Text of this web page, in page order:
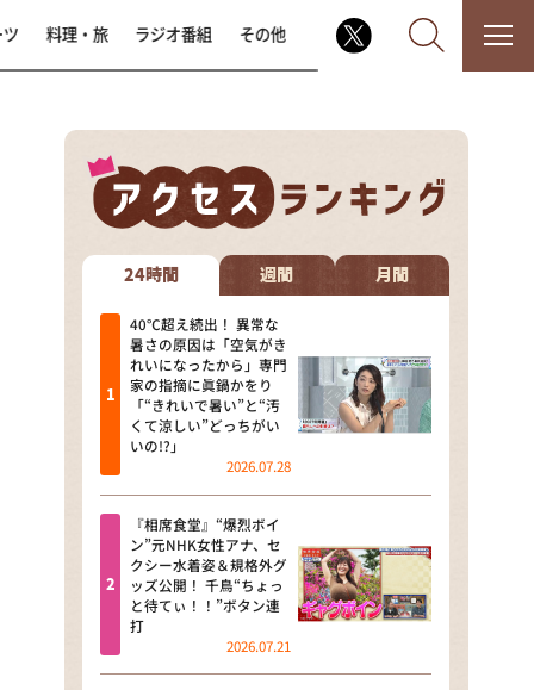
なるみ・岡村の過ぎるTV
相席食堂
これ余談なんですけど・・・
～人生密着トークバラエティ！
～ やすとものいたって真剣です
探偵！ナイトスクープ
news おかえり
河合＆A.B.C-Z塚田×福井アナ
「なんでやねん！？」（news お
かえり）
DAIGOも台所 ～きょうの献立 何
にする？～
料理・旅 ラジオ番組 その他
24時間 週間 月間
40℃超え続出！ 異常な
暑さの原因は「空気がき
れいになったから」専門
家の指摘に眞鍋かをり
「“きれいで暑い”と“汚
くて涼しい”どっちがい
いの!?」
2026.07.28
『相席食堂』“爆烈ボイ
ン”元NHK女性アナ、セ
クシー水着姿＆規格外グ
ッズ公開！ 千鳥“ちょっ
と待てぃ！！”ボタン連
打
2026.07.21